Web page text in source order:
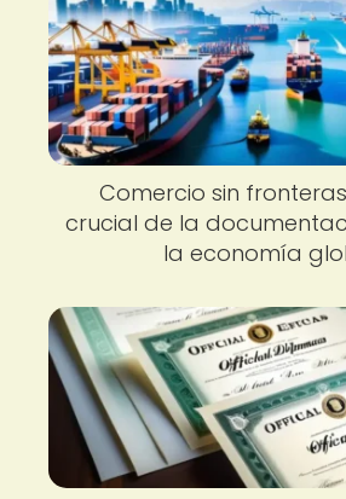
Comercio sin
crucial de la
la economía